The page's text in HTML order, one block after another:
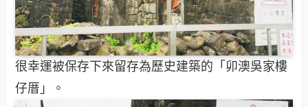
很幸運被保存下來留存為歷史建築的「卯澳吳家樓
仔厝」。